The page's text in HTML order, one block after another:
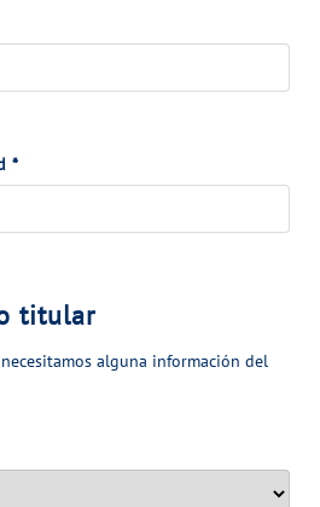
*
titular
alguna información del